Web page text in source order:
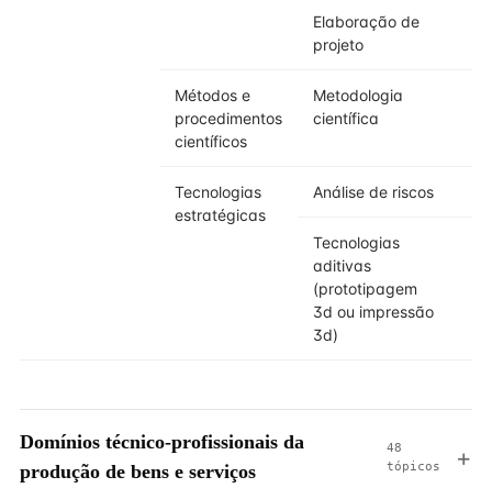
Elaboração de
projeto
Métodos e
procedimentos
científicos
Metodologia
científica
Tecnologias
estratégicas
Análise de riscos
Tecnologias
aditivas
(prototipagem
3d ou impressão
3d)
Domínios técnico-profissionais da
produção de bens e serviços
48
tópicos